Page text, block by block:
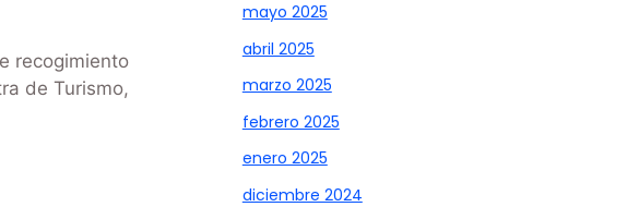
recogimiento
de Turismo,
mayo 2025
abril 2025
marzo 2025
febrero 2025
enero 2025
diciembre 2024